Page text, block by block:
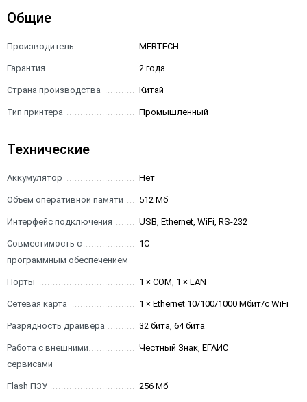
Общие
Производитель MERTECH
Гарантия 2 года
Страна производства Китай
Тип принтера Промышленный
Технические
Аккумулятор Нет
Объем оперативной памяти 512 Мб
Интерфейс подключения USB, Ethernet, WiFi, RS-232
Совместимость с
программным обеспечением
1С
Порты 1 × COM, 1 × LAN
Сетевая карта 1 × Ethernet 10/100/1000 Мбит/с WiFi
Разрядность драйвера 32 бита, 64 бита
Работа с внешними
сервисами
Честный Знак, ЕГАИС
Flash ПЗУ 256 Мб